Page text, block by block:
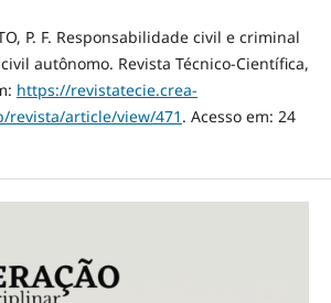
P. F. Responsabilidade civil e criminal
autônomo. Revista Técnico-Científica,
https://revistatecie.crea-
revista/article/view/471 . Acesso em: 24